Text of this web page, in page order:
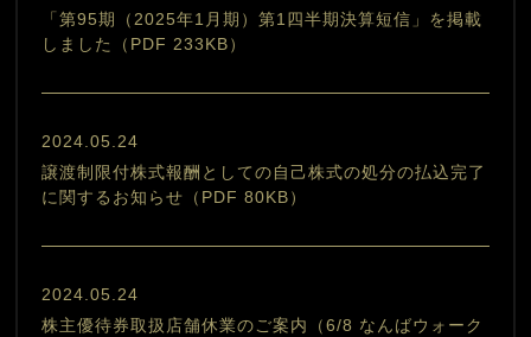
「第95期（2025年1月期）第1四半期決算短信」を掲載
しました（PDF 233KB）
2024.05.24
譲渡制限付株式報酬としての自己株式の処分の払込完了
に関するお知らせ（PDF 80KB）
2024.05.24
株主優待券取扱店舗休業のご案内（6/8 なんばウォーク